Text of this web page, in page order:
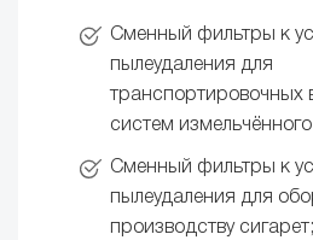
Сменный фильтры к
пылеудаления для
транспортировочных
систем
Сменный фильтры к
пылеудаления для
производству сигарет;